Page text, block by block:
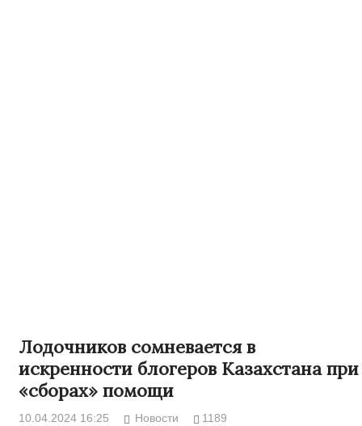
Лодочников сомневается в
искренности блогеров Казахстана при
«сборах» помощи
10.04.2024 16:25 Новости 1189